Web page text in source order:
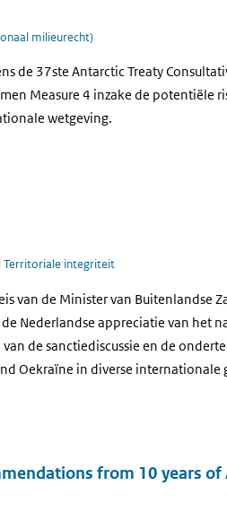
milieurecht)
de 37ste Antarctic Treaty
Measure 4 inzake de potentiële
wetgeving.
Territoriale integriteit
van de Minister van Buitenlandse
Nederlandse appreciatie van het
de sanctiediscussie en de
Oekraïne in diverse internationale
from 10 years